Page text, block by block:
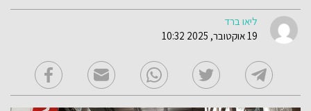
ליאו ברד
19 אוקטובר, 2025 10:32